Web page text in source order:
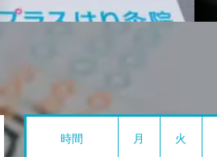
時間 月 火